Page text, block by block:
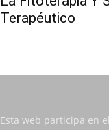
Terapéutico
Esta web participa en